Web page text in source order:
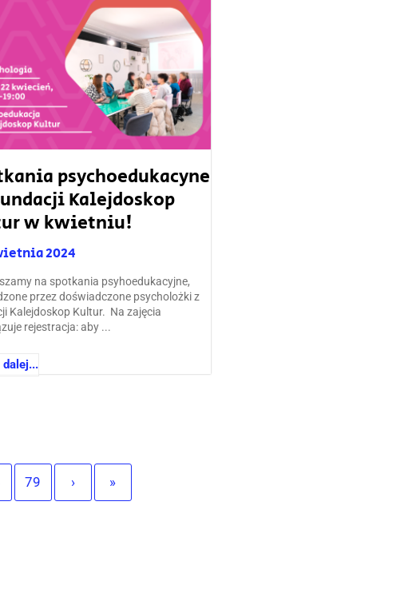
psychoedukacyne
Kalejdoskop
w kwietniu!
2024
na spotkania psyhoedukacyjne,
przez doświadczone psycholożki z
Kalejdoskop Kultur. Na zajęcia
rejestracja: aby ...
79 › »